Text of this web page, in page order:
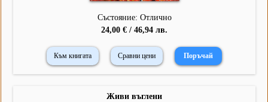
Състояние: Отлично
24,00 € / 46,94 лв.
Към книгата Сравни цени
Живи въглени